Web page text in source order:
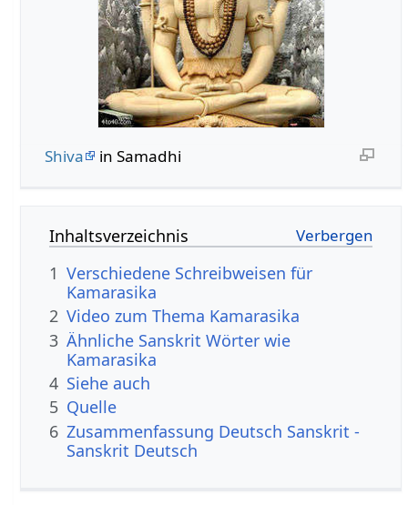
Shiva in Samadhi
Inhaltsverzeichnis
1 Verschiedene Schreibweisen für
Kamarasika
2 Video zum Thema Kamarasika
3 Ähnliche Sanskrit Wörter wie
Kamarasika
4 Siehe auch
5 Quelle
6 Zusammenfassung Deutsch Sanskrit -
Sanskrit Deutsch